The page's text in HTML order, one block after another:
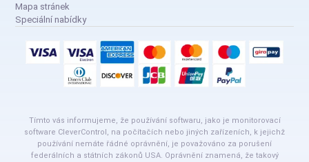
Mapa stránek
Speciální nabídky
Tímto vás informujeme, že používání softwaru, jako je monitorovací
software CleverControl, na počítačích nebo jiných zařízeních, k jejichž
používání nemáte řádné oprávnění, je považováno za porušení
federálních a státních zákonů USA. Oprávnění znamená, že takový